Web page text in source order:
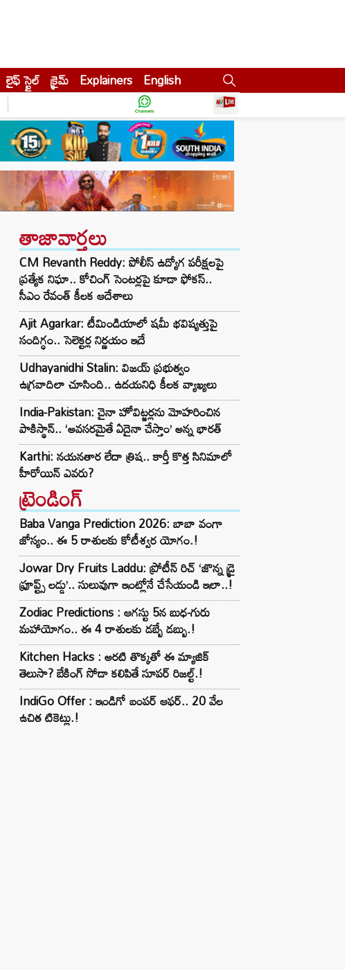
లైఫ్ స్టైల్ క్రైమ్ Explainers English
తాజావార్తలు
CM Revanth Reddy: పోలీస్ ఉద్యోగ పరీక్షలపై
ప్రత్యేక నిఘా.. కోచింగ్ సెంటర్లపై కూడా ఫోకస్..
సీఎం రేవంత్ కీలక ఆదేశాలు
Ajit Agarkar: టీమిండియాలో షమీ భవిష్యత్తుపై
సందిగ్ధం.. సెలెక్టర్ల నిర్ణయం ఇదే
Udhayanidhi Stalin: విజయ్ ప్రభుత్వం
ఉగ్రవాదిలా చూసింది.. ఉదయనిధి కీలక వ్యాఖ్యలు
India-Pakistan: చైనా హోవిట్జర్లను మోహరించిన
పాకిస్థాన్.. ‘అవసరమైతే ఏదైనా చేస్తాం’ అన్న భారత్
Karthi: నయనతార లేదా త్రిష.. కార్తీ కొత్త సినిమాలో
హీరోయిన్ ఎవరు?
ట్రెండింగ్‌
Baba Vanga Prediction 2026: బాబా వంగా
జోస్యం.. ఈ 5 రాశులకు కోటీశ్వర యోగం.!
Jowar Dry Fruits Laddu: ప్రోటీన్ రిచ్ ‘జొన్న డ్రై
ఫ్రూప్ట్స్ లడ్డు’.. సులువుగా ఇంట్లోనే చేసేయండి ఇలా..!
Zodiac Predictions : ఆగస్టు 5న బుధ-గురు
మహాయోగం.. ఈ 4 రాశులకు డబ్బే డబ్బు.!
Kitchen Hacks : అరటి తొక్కతో ఈ మ్యాజిక్
తెలుసా? బేకింగ్ సోడా కలిపితే సూపర్ రిజల్ట్.!
IndiGo Offer : ఇండిగో బంపర్ ఆఫర్.. 20 వేల
ఉచిత టికెట్లు.!